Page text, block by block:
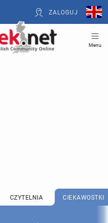
ZALOGUJ
Menu
CZYTELNIA CIEKAWOSTKI